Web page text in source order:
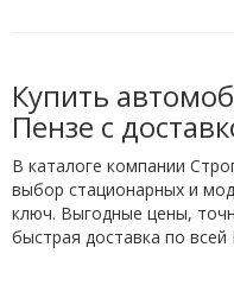
Купить
Пензе с
В каталоге компании
выбор стационарных и
ключ. Выгодные цены,
быстрая доставка по всей